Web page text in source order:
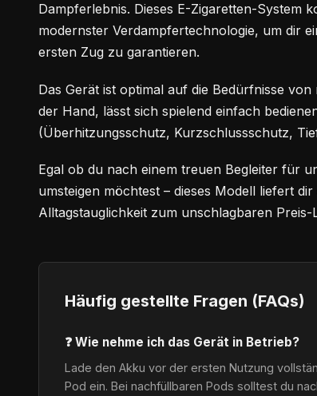
Dampferlebnis. Dieses E-Zigaretten-System
modernster Verdampfertechnologie, um dir
ersten Zug zu garantieren.
Das Gerät ist optimal auf die Bedürfnisse
der Hand, lässt sich spielend einfach
(Überhitzungsschutz, Kurzschlussschutz,
Egal ob du nach einem treuen Begleiter für
umsteigen möchtest – dieses Modell liefert
Alltagstauglichkeit zum unschlagbaren Preis-
Häufig gestellte Fragen (FAQs)
❓ Wie nehme ich das Gerät in Betrieb?
Lade den Akku vor der ersten Nutzung
Pod ein. Bei nachfüllbaren Pods solltest du